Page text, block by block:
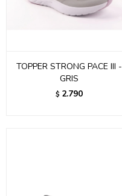
TOPPER STRONG PACE III -
GRIS
$ 2.790